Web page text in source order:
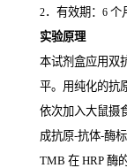
2．有效期： 6 个
实验原理
本试剂盒应用双
平。用纯化的抗
依次加入大鼠摄
成抗原-抗体-酶
TMB 在 HRP 酶